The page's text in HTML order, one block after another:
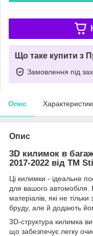
Що таке купити з
Замовлення під
Опис
Опис
3D килимок в
2017-2022 від TM
Ці килимки - ідеальне
для вашого автомобіля.
матеріалів, які не
бруду, але й додають
3D-структура килимка
що забезпечує легку